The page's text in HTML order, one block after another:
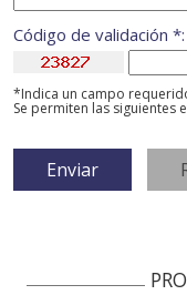
Código de validación *:
*Indica un campo
Se permiten las siguientes